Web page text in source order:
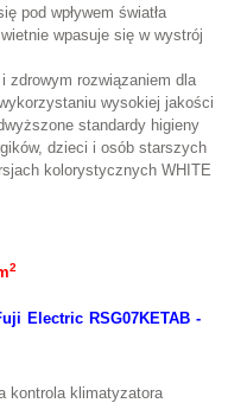
pod wpływem światła
wpasuje się w wystrój
zdrowym rozwiązaniem dla
wysokiej jakości
standardy higieny
dzieci i osób starszych
kolorystycznych WHITE
2
Electric RSG07KETAB -
kontrola klimatyzatora